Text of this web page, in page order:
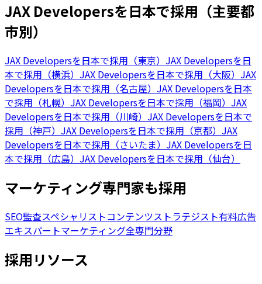
JAX Developersを日本で採用（主要都
市別）
JAX Developersを日本で採用（東京） JAX Developersを日
本で採用（横浜） JAX Developersを日本で採用（大阪） JAX
Developersを日本で採用（名古屋） JAX Developersを日本
で採用（札幌） JAX Developersを日本で採用（福岡） JAX
Developersを日本で採用（川崎） JAX Developersを日本で
採用（神戸） JAX Developersを日本で採用（京都） JAX
Developersを日本で採用（さいたま） JAX Developersを日
本で採用（広島） JAX Developersを日本で採用（仙台）
マーケティング専門家も採用
SEO監査スペシャリストコンテンツストラテジスト有料広告
エキスパートマーケティング全専門分野
採用リソース